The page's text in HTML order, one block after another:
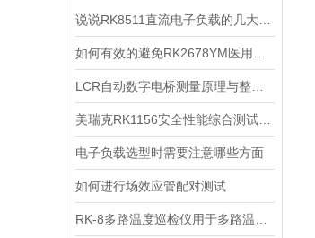
电子负载选型时需要注意哪些方面
如何进行场效应管配对测试